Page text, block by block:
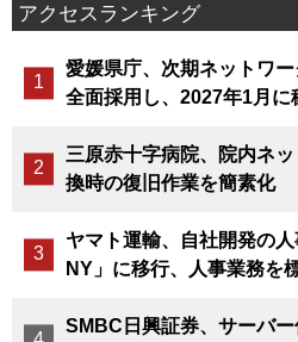
アクセスランキング
愛媛県庁、次期ネットワ
全面採用し、2027年1月に
三原赤十字病院、院内ネ
換時の復旧作業を簡素化
ヤマト運輸、自社開発の
NY」に移行、人事業務を
SMBC日興証券、サーバ